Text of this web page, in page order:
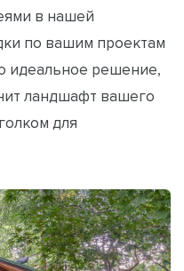
в нашей
по вашим проектам
идеальное решение,
ландшафт вашего
для